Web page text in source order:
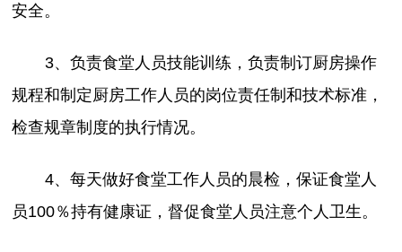
安全。
3、负责食堂人员技能训练，负责制订厨房操作
规程和制定厨房工作人员的岗位责任制和技术标准，
检查规章制度的执行情况。
4、每天做好食堂工作人员的晨检，保证食堂人
员100％持有健康证，督促食堂人员注意个人卫生。